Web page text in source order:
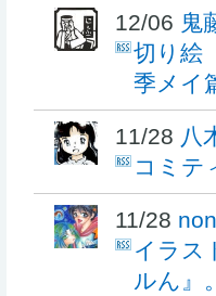
12/06 鬼
切り絵
季メイ
11/28 八
コミテ
11/28
イラス
ルん』。